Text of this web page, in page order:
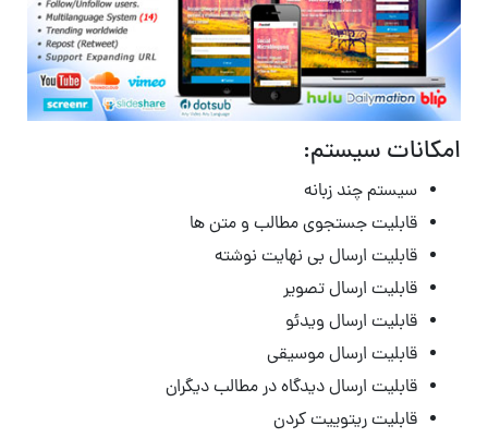
امکانات سیستم:
سیستم چند زبانه
قابلیت جستجوی مطالب و متن ها
قابلیت ارسال بی نهایت نوشته
قابلیت ارسال تصویر
قابلیت ارسال ویدئو
قابلیت ارسال موسیقی
قابلیت ارسال دیدگاه در مطالب دیگران
قابلیت ریتوییت کردن